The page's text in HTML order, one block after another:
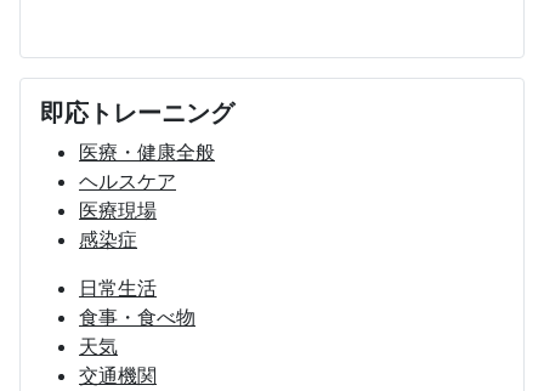
即応トレーニング
医療・健康全般
ヘルスケア
医療現場
感染症
日常生活
食事・食べ物
天気
交通機関